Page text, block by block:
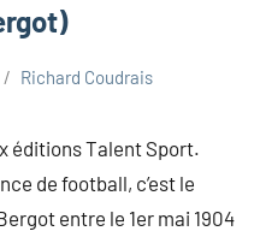
Richard Coudrais
éditions Talent Sport.
de football, c’est le
entre le 1er mai 1904